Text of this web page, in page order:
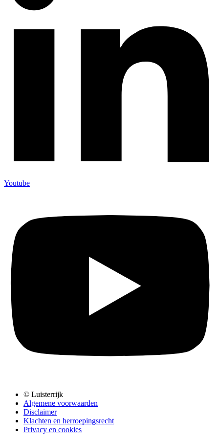
Youtube
© Luisterrijk
Algemene voorwaarden
Disclaimer
Klachten en herroepingsrecht
Privacy en cookies